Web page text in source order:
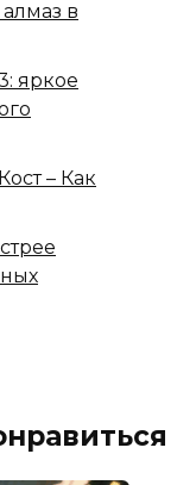
в
яркое
– Как